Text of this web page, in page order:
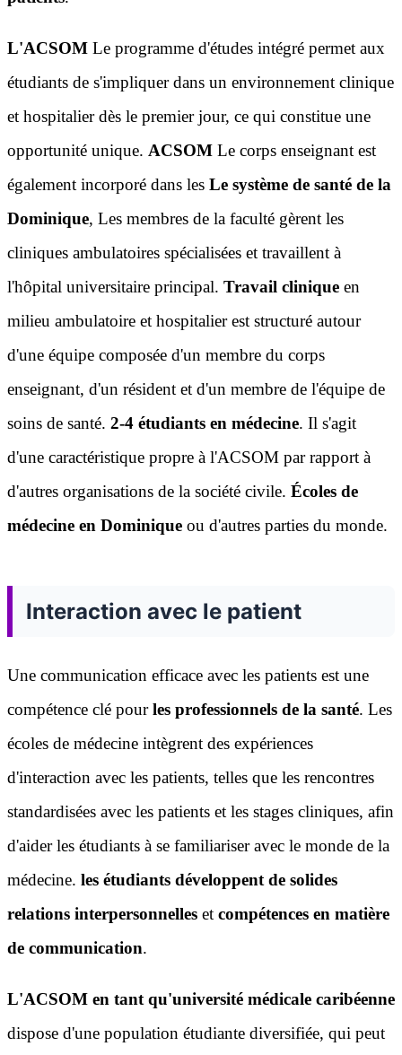
L'ACSOM Le programme d'études intégré permet aux
étudiants de s'impliquer dans un environnement clinique
et hospitalier dès le premier jour, ce qui constitue une
opportunité unique. ACSOM Le corps enseignant est
également incorporé dans les Le système de santé de la
Dominique, Les membres de la faculté gèrent les
cliniques ambulatoires spécialisées et travaillent à
l'hôpital universitaire principal. Travail clinique en
milieu ambulatoire et hospitalier est structuré autour
d'une équipe composée d'un membre du corps
enseignant, d'un résident et d'un membre de l'équipe de
soins de santé. 2-4 étudiants en médecine. Il s'agit
d'une caractéristique propre à l'ACSOM par rapport à
d'autres organisations de la société civile. Écoles de
médecine en Dominique ou d'autres parties du monde.
Interaction avec le patient
Une communication efficace avec les patients est une
compétence clé pourles professionnels de la santé. Les
écoles de médecine intègrent des expériences
d'interaction avec les patients, telles que les rencontres
standardisées avec les patients et les stages cliniques, afin
d'aider les étudiants à se familiariser avec le monde de la
médecine. les étudiants développent de solides
relations interpersonnelles et compétences en matière
de communication.
L'ACSOM en tant qu'université médicale caribéenne
dispose d'une population étudiante diversifiée, qui peut